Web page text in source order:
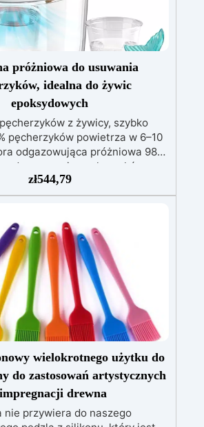
próżniowa do usuwania
idealna do żywic
epoksydowych
z żywicy, szybko
pęcherzyków powietrza w 6–10
odgazowująca próżniowa 98
do usuwania pęcherzyków w
żywic epoksydowych, idealna do
z żywicy i prac ręcznych.
zł544,79
wielokrotnego użytku do
do zastosowań artystycznych
drewna
nie przywiera do naszego